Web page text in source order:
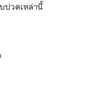
ปวดเหล่านี้